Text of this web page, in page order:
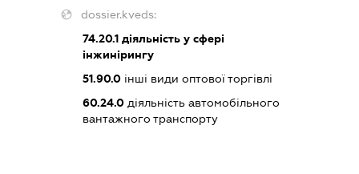
dossier.kveds:
74.20.1 діяльність у сфері
інжинірингу
51.90.0 інші види оптової торгівлі
60.24.0 діяльність автомобільного
вантажного транспорту